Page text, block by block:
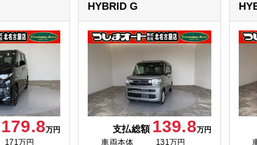
179.8万円
171万円
HYBRID G
支払総額 139.8万円
車両本体
131万円